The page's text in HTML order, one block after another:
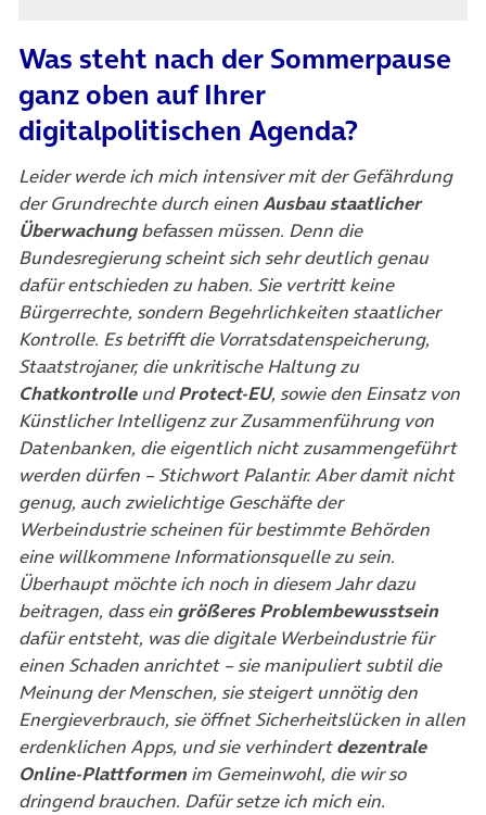
Was steht nach der Sommerpause
ganz oben auf Ihrer
digitalpolitischen Agenda?
Leider werde ich mich intensiver mit der Gefährdung
der Grundrechte durch einenAusbau staatlicher
Überwachungbefassen müssen. Denn die
Bundesregierung scheint sich sehr deutlich genau
dafür entschieden zu haben. Sie vertritt keine
Bürgerrechte, sondern Begehrlichkeiten staatlicher
Kontrolle. Es betrifft die Vorratsdatenspeicherung,
Staatstrojaner, die unkritische Haltung zu
ChatkontrolleundProtect-EU, sowie den Einsatz von
Künstlicher Intelligenz zur Zusammenführung von
Datenbanken, die eigentlich nicht zusammengeführt
werden dürfen – Stichwort Palantir. Aber damit nicht
genug, auch zwielichtige Geschäfte der
Werbeindustrie scheinen für bestimmte Behörden
eine willkommene Informationsquelle zu sein.
Überhaupt möchte ich noch in diesem Jahr dazu
beitragen, dass ein größeres Problembewusstsein
dafür entsteht, was die digitale Werbeindustrie für
einen Schaden anrichtet – sie manipuliert subtil die
Meinung der Menschen, sie steigert unnötig den
Energieverbrauch, sie öffnet Sicherheitslücken in allen
erdenklichen Apps, und sie verhindertdezentrale
Online-Plattformenim Gemeinwohl, die wir so
dringend brauchen. Dafür setze ich mich ein.